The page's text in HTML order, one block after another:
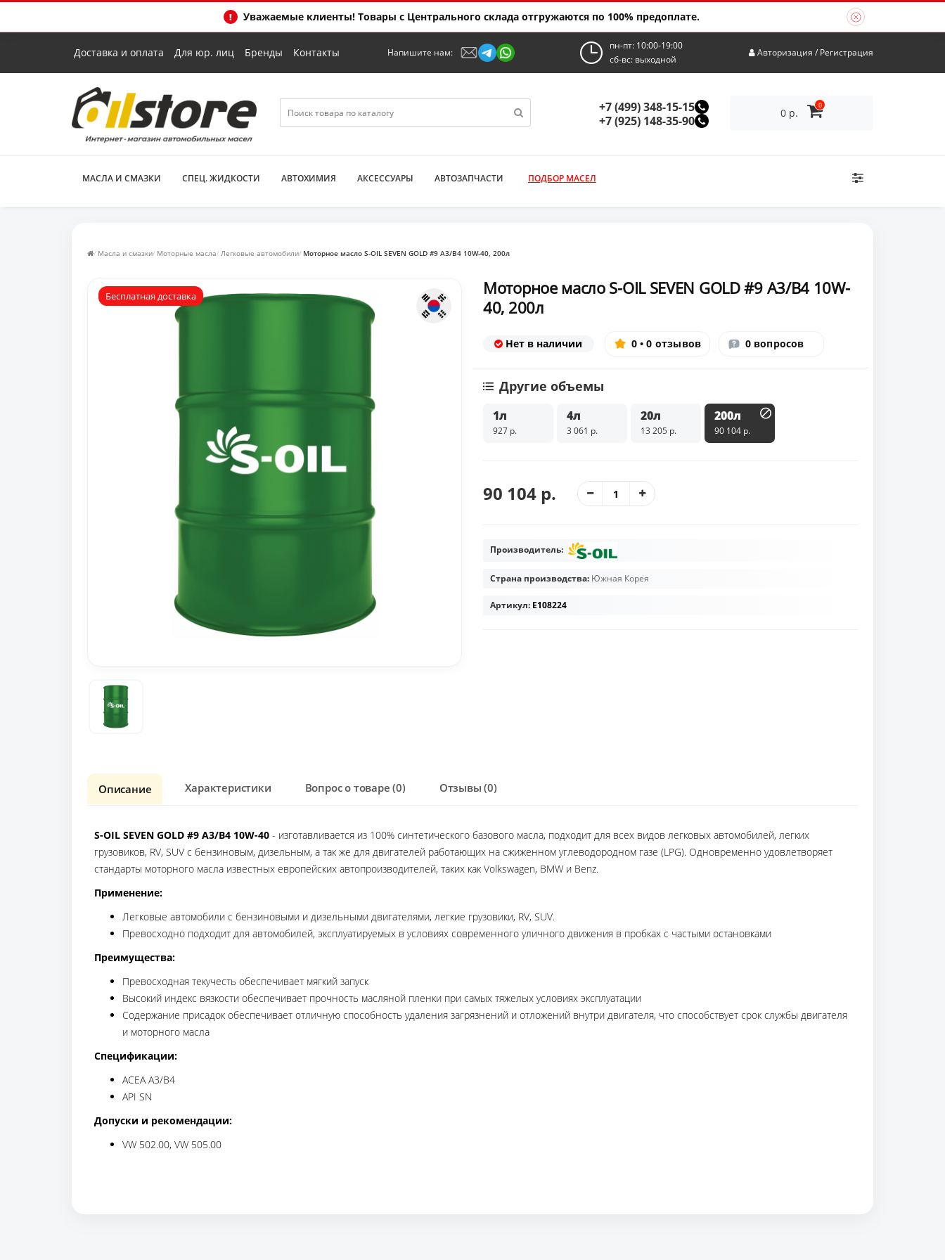
Уважаемые клиенты! Товары с Центрального склада отгружаются по 100% предоплате.
Доставка и оплата Для юр. лиц Бренды Контакты Напишите нам:
пн-пт: 10:00-19:00
сб-вс: выходной
Авторизация / Регистрация
+7 (499) 348-15-15
+7 (925) 148-35-90
0 р.
0
МАСЛА И СМАЗКИ СПЕЦ. ЖИДКОСТИ АВТОХИМИЯ АКСЕССУАРЫ АВТОЗАПЧАСТИ ПОДБОР МАСЕЛ
Масла и смазки Моторные масла Легковые автомобили Моторное масло S-OIL SEVEN GOLD #9 A3/B4 10W-40​​​​​​​, 200л
Бесплатная доставка
Моторное масло S-OIL SEVEN GOLD #9 A3/B4 10W-
40​​​​​​​, 200л
Нет в наличии 0 • 0 отзывов 0 вопросов
Другие объемы
1л
927 р.
4л
3 061 р.
20л
13 205 р.
200л
90 104 р.
90 104 р.
Производитель:
Страна производства: Южная Корея
Артикул: E108224
Описание Характеристики Вопрос о товаре (0) Отзывы (0)
S-OIL SEVEN GOLD #9 A3/B4 10W-40 - изготавливается из 100% синтетического базового масла, подходит для всех видов легковых автомобилей, легких
грузовиков, RV, SUV с бензиновым, дизельным, а так же для двигателей работающих на сжиженном углеводородном газе (LPG). Одновременно удовлетворяет
стандарты моторного масла известных европейских автопроизводителей, таких как Volkswagen, BMW и Benz.
Применение:
Легковые автомобили с бензиновыми и дизельными двигателями, легкие грузовики, RV, SUV.
Превосходно подходит для автомобилей, эксплуатируемых в условиях современного уличного движения в пробках с частыми остановками
Преимущества:
Превосходная текучесть обеспечивает мягкий запуск
Высокий индекс вязкости обеспечивает прочность масляной пленки при самых тяжелых условиях эксплуатации
Содержание присадок обеспечивает отличную способность удаления загрязнений и отложений внутри двигателя, что способствует срок службы двигателя
и моторного масла
Спецификации:
ACEA A3/B4
API SN
Допуски и рекомендации:
VW 502.00, VW 505.00